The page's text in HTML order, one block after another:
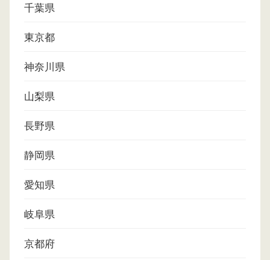
千葉県
東京都
神奈川県
山梨県
長野県
静岡県
愛知県
岐阜県
京都府